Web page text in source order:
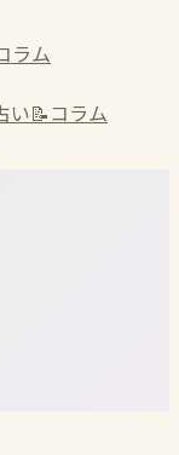
ラム
い📝コラム